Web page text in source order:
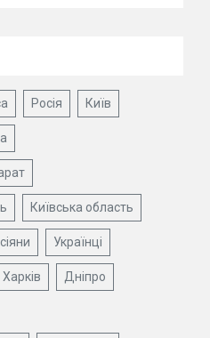
Росія Київ
Київська область
Українці
Харків Дніпро